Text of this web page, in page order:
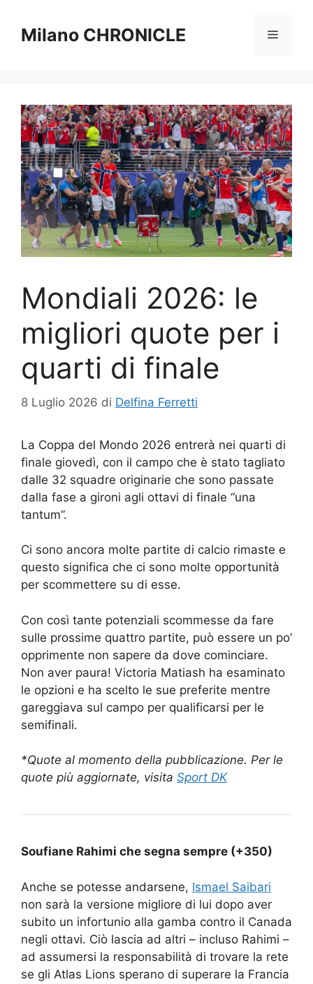
contenuto
Milano CHRONICLE Menu
Mondiali 2026: le
migliori quote per i
quarti di finale
8 Luglio 2026 di Delfina Ferretti
La Coppa del Mondo 2026 entrerà nei quarti di
finale giovedì, con il campo che è stato tagliato
dalle 32 squadre originarie che sono passate
dalla fase a gironi agli ottavi di finale “una
tantum”.
Ci sono ancora molte partite di calcio rimaste e
questo significa che ci sono molte opportunità
per scommettere su di esse.
Con così tante potenziali scommesse da fare
sulle prossime quattro partite, può essere un po’
opprimente non sapere da dove cominciare.
Non aver paura! Victoria Matiash ha esaminato
le opzioni e ha scelto le sue preferite mentre
gareggiava sul campo per qualificarsi per le
semifinali.
*Quote al momento della pubblicazione. Per le
quote più aggiornate, visita Sport DK
Soufiane Rahimi che segna sempre (+350)
Anche se potesse andarsene, Ismael Saibari
non sarà la versione migliore di lui dopo aver
subito un infortunio alla gamba contro il Canada
negli ottavi. Ciò lascia ad altri – incluso Rahimi –
ad assumersi la responsabilità di trovare la rete
se gli Atlas Lions sperano di superare la Francia